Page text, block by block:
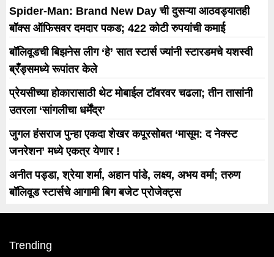
Spider-Man: Brand New Day ची दुसऱ्या आठवड्यातही
बॉक्स ऑफिसवर दमदार पकड; 422 कोटी रुपयांची कमाई
बॉलिवूडची बिझनेस लीग ‘हे’ सात स्टार्स ज्यांनी स्टारडमचे यशस्वी
ब्रँड्समध्ये रूपांतर केले
प्रेयसीच्या होकारासाठी थेट मोबाईल टॉवरवर चढला; तीन तासांनी
उतरला ‘सांगलीचा धर्मेंद्र’
जुगल हंसराज पुन्हा एकदा शेखर कपूरसोबत ‘मासूम: द नेक्स्ट
जनरेशन’ मध्ये एकत्र येणार !
अनीत पड्डा, श्रेया शर्मा, अहान पांडे, लक्ष्य, अभय वर्मा; तरुण
बॉलिवूड स्टार्सचे आगामी बिग बजेट प्रोजेक्ट्स
Trending